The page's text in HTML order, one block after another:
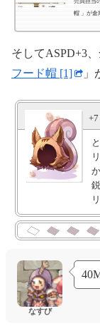
売買担当
帽 」が倉
そしてASPD+3
フード帽 [1]
」
なすび